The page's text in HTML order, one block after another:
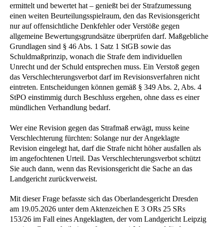
ermittelt und bewertet hat – genießt bei der Strafzumessung
einen weiten Beurteilungsspielraum, den das Revisionsgericht
nur auf offensichtliche Denkfehler oder Verstöße gegen
allgemeine Bewertungsgrundsätze überprüfen darf. Maßgebliche
Grundlagen sind § 46 Abs. 1 Satz 1 StGB sowie das
Schuldmaßprinzip, wonach die Strafe dem individuellen
Unrecht und der Schuld entsprechen muss. Ein Verstoß gegen
das Verschlechterungsverbot darf im Revisionsverfahren nicht
eintreten. Entscheidungen können gemäß § 349 Abs. 2, Abs. 4
StPO einstimmig durch Beschluss ergehen, ohne dass es einer
mündlichen Verhandlung bedarf.
Wer eine Revision gegen das Strafmaß erwägt, muss keine
Verschlechterung fürchten: Solange nur der Angeklagte
Revision eingelegt hat, darf die Strafe nicht höher ausfallen als
im angefochtenen Urteil. Das Verschlechterungsverbot schützt
Sie auch dann, wenn das Revisionsgericht die Sache an das
Landgericht zurückverweist.
Mit dieser Frage befasste sich das Oberlandesgericht Dresden
am 19.05.2026 unter dem Aktenzeichen E 3 ORs 25 SRs
153/26 im Fall eines Angeklagten, der vom Landgericht Leipzig